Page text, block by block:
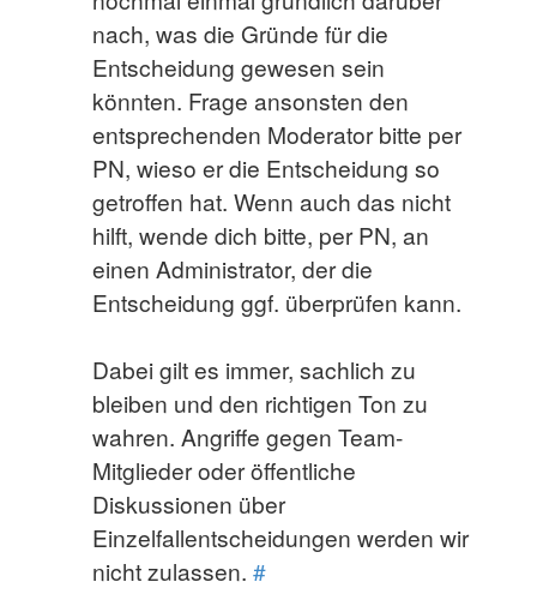
nach, was die Gründe für die
Entscheidung gewesen sein
könnten. Frage ansonsten den
entsprechenden Moderator bitte per
PN, wieso er die Entscheidung so
getroffen hat. Wenn auch das nicht
hilft, wende dich bitte, per PN, an
einen Administrator, der die
Entscheidung ggf. überprüfen kann.
Dabei gilt es immer, sachlich zu
bleiben und den richtigen Ton zu
wahren. Angriffe gegen Team-
Mitglieder oder öffentliche
Diskussionen über
Einzelfallentscheidungen werden wir
nicht zulassen. #